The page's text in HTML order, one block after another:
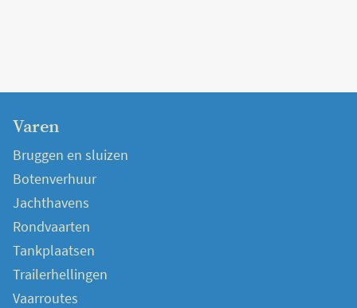
Varen
Bruggen en sluizen
Botenverhuur
Jachthavens
Rondvaarten
Tankplaatsen
Trailerhellingen
Vaarroutes